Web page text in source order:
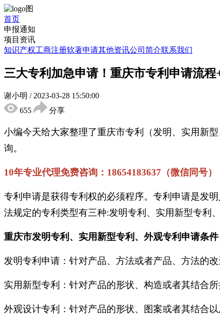
首页
申报通知
项目资讯
知识产权工商注册软著申请其他资讯公司简介联系我们
三大专利加急申请！重庆市专利申请流
谢小明 / 2023-03-28 15:50:00
655
分享
小编今天给大家整理了重庆市专利（发明、实用新
询。
10年专业代理免费咨询：18654183637（微信同号）
专利申请是获得专利权的必须程序。专利申请是发
法规定的专利类型有三种:发明专利、实用新型专利
重庆市发明专利、实用新型专利、外观专利申请条件
发明专利申请：针对产品、方法或者产品、方法的
实用新型专利：针对产品的形状、构造或者其结合
外观设计专利：针对产品的形状、图案或者其结合